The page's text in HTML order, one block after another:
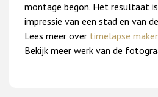
montage begon. Het resultaat
impressie van een stad en van
Lees meer over timelapse
Bekijk meer werk van de